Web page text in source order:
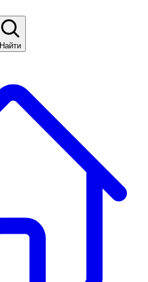
Найти